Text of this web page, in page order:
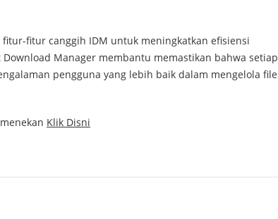
fitur canggih IDM untuk meningkatkan efisiensi
Manager membantu memastikan bahwa setiap
pengguna yang lebih baik dalam mengelola file
Klik Disni